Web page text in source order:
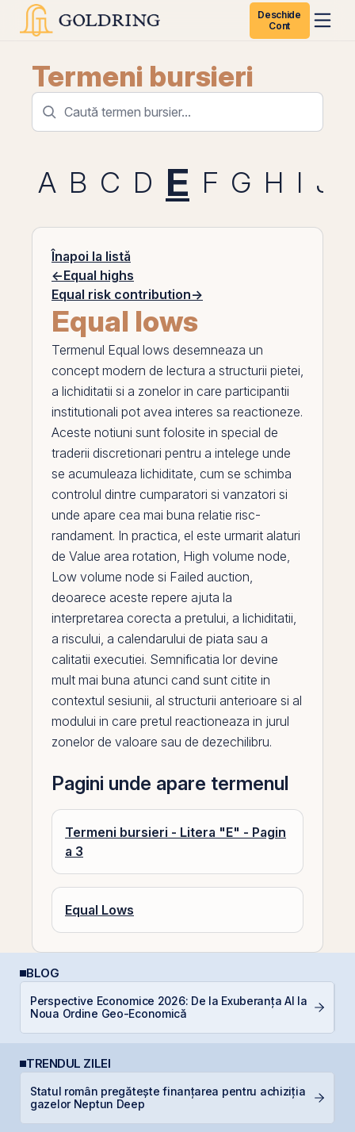
Deschide
Cont
Termeni bursieri
A B C D E F G H I J
Înapoi la listă
←Equal highs
Equal risk contribution→
Equal lows
Termenul Equal lows desemneaza un
concept modern de lectura a structurii pietei,
a lichiditatii si a zonelor in care participantii
institutionali pot avea interes sa reactioneze.
Aceste notiuni sunt folosite in special de
traderii discretionari pentru a intelege unde
se acumuleaza lichiditate, cum se schimba
controlul dintre cumparatori si vanzatori si
unde apare cea mai buna relatie risc-
randament. In practica, el este urmarit alaturi
de Value area rotation, High volume node,
Low volume node si Failed auction,
deoarece aceste repere ajuta la
interpretarea corecta a pretului, a lichiditatii,
a riscului, a calendarului de piata sau a
calitatii executiei. Semnificatia lor devine
mult mai buna atunci cand sunt citite in
contextul sesiunii, al structurii anterioare si al
modului in care pretul reactioneaza in jurul
zonelor de valoare sau de dezechilibru.
Pagini unde apare termenul
Termeni bursieri - Litera "E" - Pagin
a 3
Equal Lows
BLOG
Perspective Economice 2026: De la Exuberanța AI la
Noua Ordine Geo-Economică
TRENDUL ZILEI
Statul român pregătește finanțarea pentru achiziția
gazelor Neptun Deep